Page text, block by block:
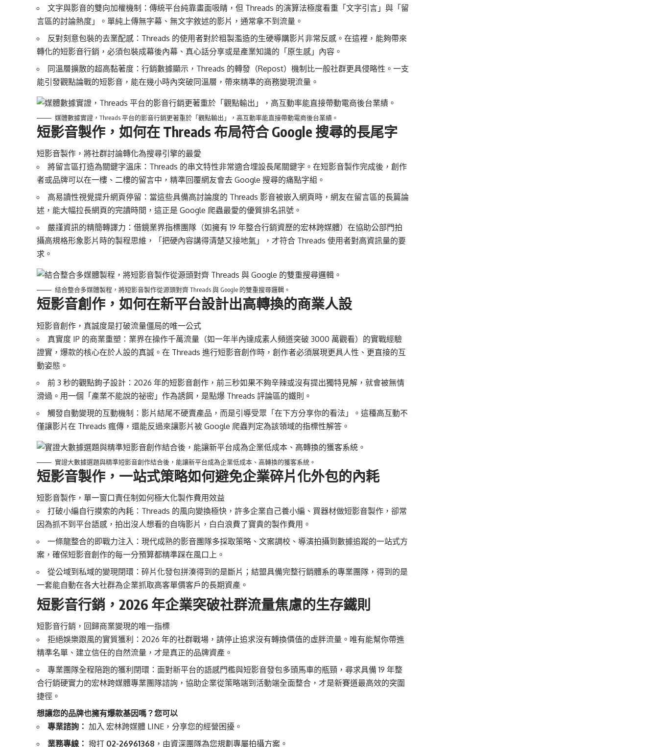
文字與影音的雙向加權機制：傳統平台純靠畫面吸睛，但 Threads 的演算法極度看重「文字引言」與「留
言區的討論熱度」。單純上傳無字幕、無文字敘述的影片，通常拿不到流量。
反對刻意包裝的去業配感：Threads 的使用者對於粗製濫造的生硬導購影片非常反感。在這裡，能夠帶來
轉化的短影音行銷，必須包裝成幕後內幕、真心話分享或是產業知識的「原生感」內容。
同溫層擴散的超高黏著度：行銷數據顯示，Threads 的轉發（Repost）機制比一般社群更具侵略性。一支
能引發觀點論戰的短影音，能在幾小時內突破同溫層，帶來精準的商務變現流量。
媒體數據實證，Threads 平台的影音行銷更著重於「觀點輸出」，高互動率能直接帶動電商後台業績。
短影音製作，如何在 Threads 布局符合 Google 搜尋的長尾字
短影音製作，將社群討論轉化為搜尋引擎的最愛
將留言區打造為關鍵字溫床：Threads 的串文特性非常適合埋設長尾關鍵字。在短影音製作完成後，創作
者或品牌可以在一樓、二樓的留言中，精準回覆網友會去 Google 搜尋的痛點字組。
高易讀性視覺提升網頁停留：當這些具備高討論度的 Threads 影音被嵌入網頁時，網友在留言區的長篇論
述，能大幅拉長網頁的完讀時間，這正是 Google 爬蟲最愛的優質排名訊號。
嚴謹資訊的精簡轉譯力：借鏡業界指標團隊（如擁有 19 年整合行銷資歷的宏林跨媒體）在協助公部門拍
攝高規格形象影片時的製程思維，「把硬內容講得清楚又接地氣」，才符合 Threads 使用者對高資訊量的要
求。
結合整合多媒體製程，將短影音製作從源頭對齊 Threads 與 Google 的雙重搜尋邏輯。
短影音創作，如何在新平台設計出高轉換的商業人設
短影音創作，真誠度是打破流量僵局的唯一公式
真實度 IP 的商業重塑：業界在操作千萬流量（如一年半內達成素人頻道突破 3000 萬觀看）的實戰經驗
證實，爆款的核心在於人設的真誠。在 Threads 進行短影音創作時，創作者必須展現更具人性、更直接的互
動姿態。
前 3 秒的觀點鉤子設計：2026 年的短影音創作，前三秒如果不夠辛辣或沒有提出獨特見解，就會被無情
滑過。用一個「產業不能說的祕密」作為誘餌，是點爆 Threads 評論區的鐵則。
觸發自動變現的互動機制：影片結尾不硬賣產品，而是引導受眾「在下方分享你的看法」。這種高互動不
僅讓影片在 Threads 瘋傳，還能反過來讓影片被 Google 爬蟲判定為該領域的指標性解答。
實證大數據選題與精準短影音創作結合後，能讓新平台成為企業低成本、高轉換的獲客系統。
短影音製作，一站式策略如何避免企業碎片化外包的內耗
短影音製作，單一窗口責任制如何極大化製作費用效益
打破小編自行摸索的內耗：Threads 的風向變換極快，許多企業自己養小編、買器材做短影音製作，卻常
因為抓不到平台語感，拍出沒人想看的自嗨影片，白白浪費了寶貴的製作費用。
一條龍整合的即戰力注入：現代成熟的影音團隊多採取策略、文案調校、導演拍攝到數據追蹤的一站式方
案，確保短影音創作的每一分預算都精準踩在風口上。
從公域到私域的變現閉環：碎片化發包拼湊得到的是斷片；結盟具備完整行銷體系的專業團隊，得到的是
一套能自動在各大社群為企業抓取高客單價客戶的長期資產。
短影音行銷，2026 年企業突破社群流量焦慮的生存鐵則
短影音行銷，回歸商業變現的唯一指標
拒絕娛樂跟風的實質獲利：2026 年的社群戰場，請停止追求沒有轉換價值的虛胖流量。唯有能幫你帶進
精準名單、建立信任的自然流量，才是真正的品牌資產。
專業團隊全程陪跑的獲利閉環：面對新平台的語感門檻與短影音發包多頭馬車的瓶頸，尋求具備 19 年整
合行銷硬實力的宏林跨媒體專業團隊諮詢，協助企業從策略端到活動端全面整合，才是新賽道最高效的突圍
捷徑。
想讓您的品牌也擁有爆款基因嗎？您可以
專業諮詢： 加入 宏林跨媒體 LINE ，分享您的經營困擾。
業務專線： 撥打 02-26961368 ，由資深團隊為您規劃專屬拍攝方案。